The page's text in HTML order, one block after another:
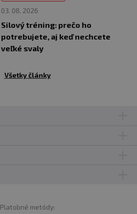
03. 08. 2026
Silový tréning: prečo ho
potrebujete, aj keď nechcete
veľké svaly
Všetky články
Platobné metódy: